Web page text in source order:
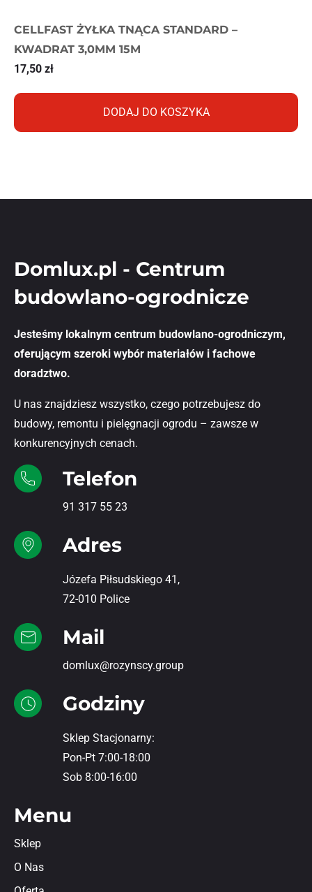
CELLFAST ŻYŁKA TNĄCA STANDARD –
KWADRAT 3,0MM 15M
17,50 zł
DODAJ DO KOSZYKA
Domlux.pl - Centrum
budowlano-ogrodnicze
Jesteśmy lokalnym centrum budowlano-ogrodniczym,
oferującym szeroki wybór materiałów i fachowe
doradztwo.
U nas znajdziesz wszystko, czego potrzebujesz do
budowy, remontu i pielęgnacji ogrodu – zawsze w
konkurencyjnych cenach.
Telefon
91 317 55 23
Adres
Józefa Piłsudskiego 41,
72-010 Police
Mail
domlux@rozynscy.group
Godziny
Sklep Stacjonarny:
Pon-Pt 7:00-18:00
Sob 8:00-16:00
Menu
Sklep
O Nas